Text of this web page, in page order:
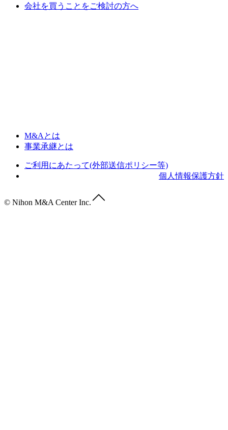
会社を買うことをご検討の方へ
M&Aとは
事業承継とは
ご利用にあたって(外部送信ポリシー等)
個人情報保護方針
© Nihon M&A Center Inc.